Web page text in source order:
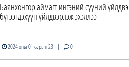
Баянхонгор аймагт ингэний сүүний
бүтээгдэхүүн үйлдвэрлэж эхэллээ
2024 оны 01 сарын 23 | 0